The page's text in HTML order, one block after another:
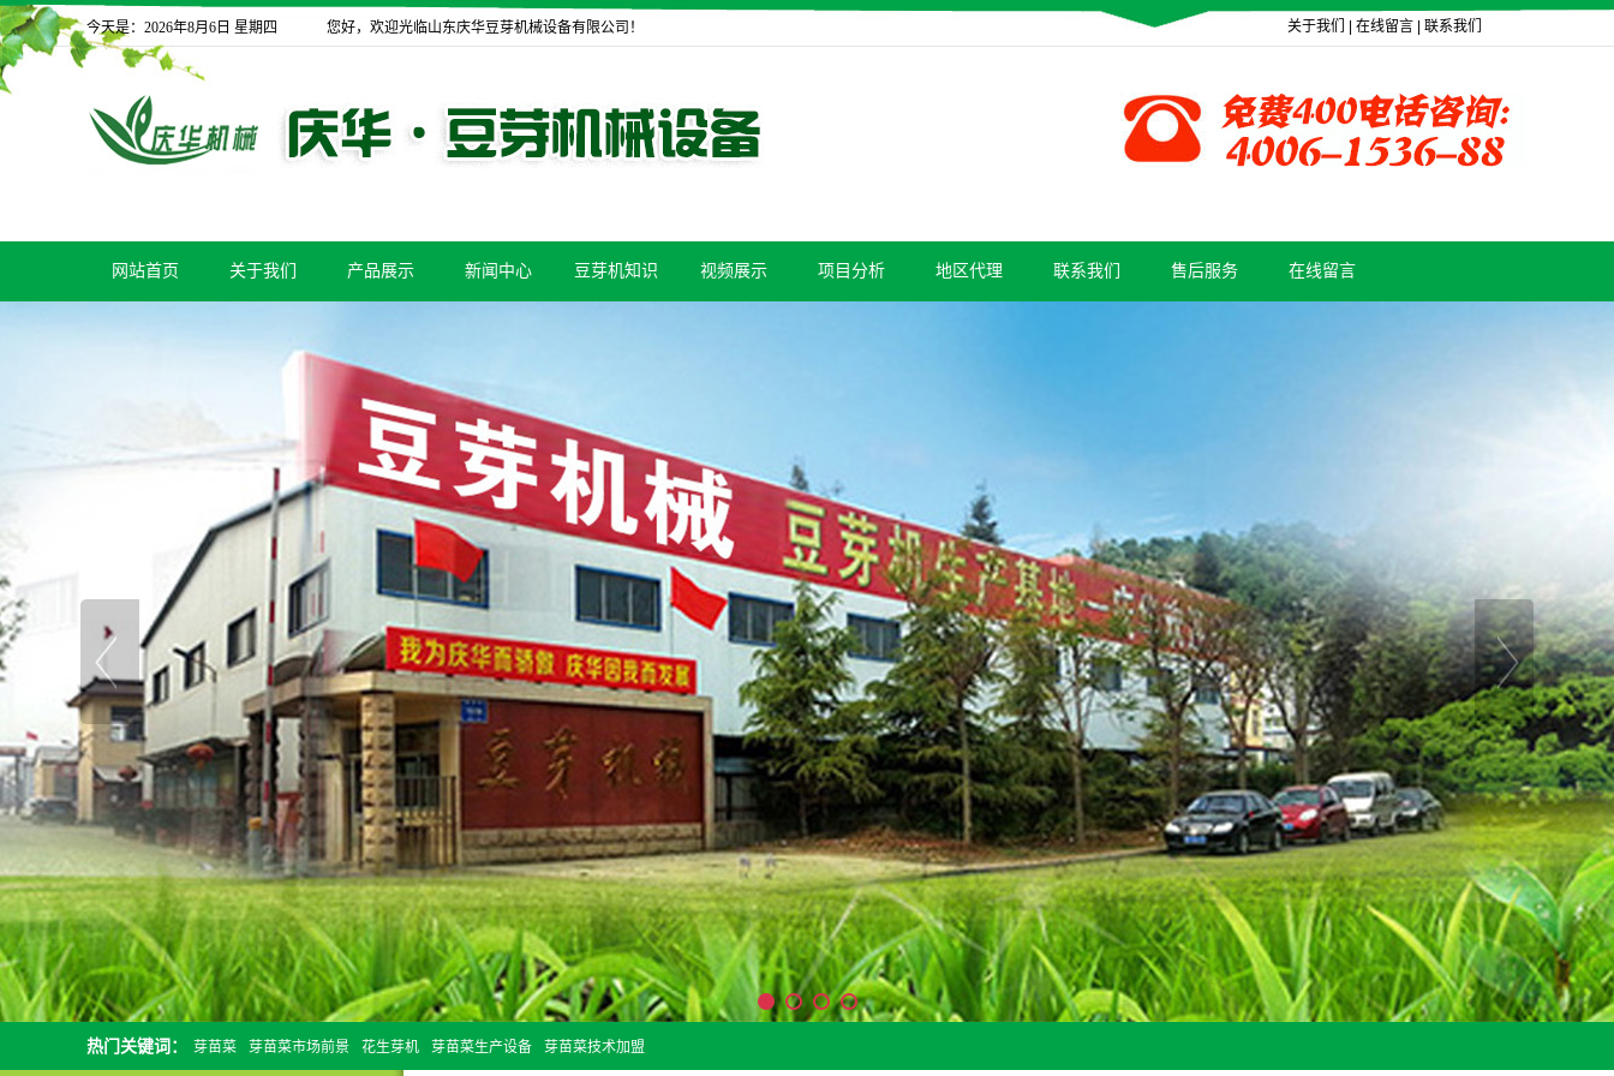
今天是：2026年8月6日 星期四 您好，欢迎光临山东庆华豆芽机械设备有限公司！ 关于我们 在线留言| 联系我们
网站首页 关于我们 产品展示 新闻中心 豆芽机知识 视频展示 项目分析 地区代理 联系我们 售后服务 在线留言
热门关键词： 芽苗菜 芽苗菜市场前景 花生芽机 芽苗菜生产设备 芽苗菜技术加盟